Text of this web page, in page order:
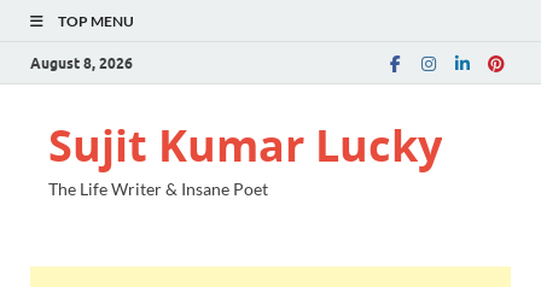
TOP MENU
August 8, 2026
Sujit Kumar Lucky
The Life Writer & Insane Poet